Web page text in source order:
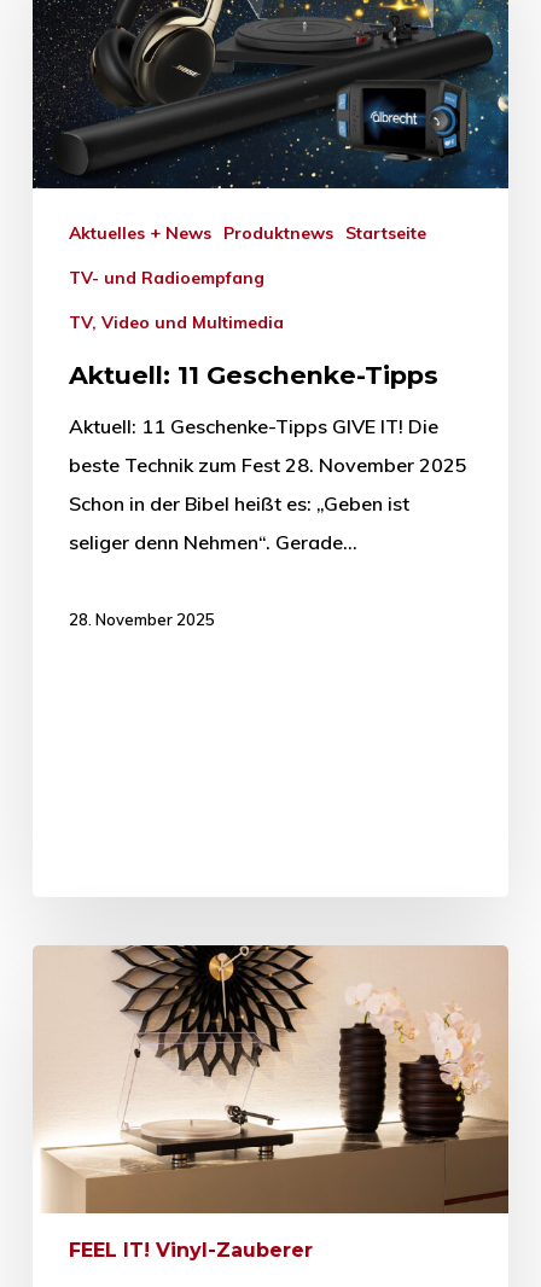
Aktuelles + News Produktnews Startseite
TV- und Radioempfang
TV, Video und Multimedia
Aktuell: 11 Geschenke-Tipps
Aktuell: 11 Geschenke-Tipps GIVE IT! Die
beste Technik zum Fest 28. November 2025
Schon in der Bibel heißt es: „Geben ist
seliger denn Nehmen“. Gerade…
28. November 2025
FEEL IT! Vinyl-Zauberer